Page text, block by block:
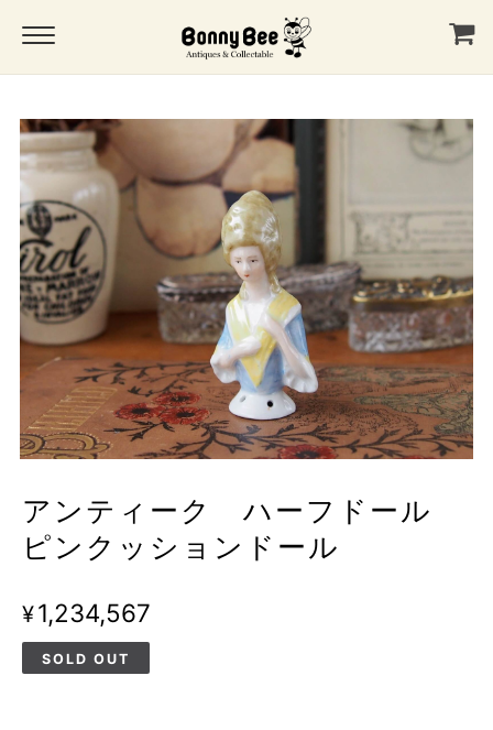
アンティーク ハーフドール
ピンクッションドール
¥1,234,567
SOLD OUT